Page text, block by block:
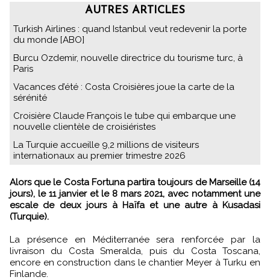
AUTRES ARTICLES
Turkish Airlines : quand Istanbul veut redevenir la porte
du monde [ABO]
Burcu Ozdemir, nouvelle directrice du tourisme turc, à
Paris
Vacances d’été : Costa Croisières joue la carte de la
sérénité
Croisière Claude François le tube qui embarque une
nouvelle clientèle de croisiéristes
La Turquie accueille 9,2 millions de visiteurs
internationaux au premier trimestre 2026
Alors que le Costa Fortuna partira toujours de Marseille (14
jours), le 11 janvier et le 8 mars 2021, avec notamment une
escale de deux jours à Haïfa et une autre à Kusadasi
(Turquie).
La présence en Méditerranée sera renforcée par la
livraison du Costa Smeralda, puis du Costa Toscana,
encore en construction dans le chantier Meyer à Turku en
Finlande.